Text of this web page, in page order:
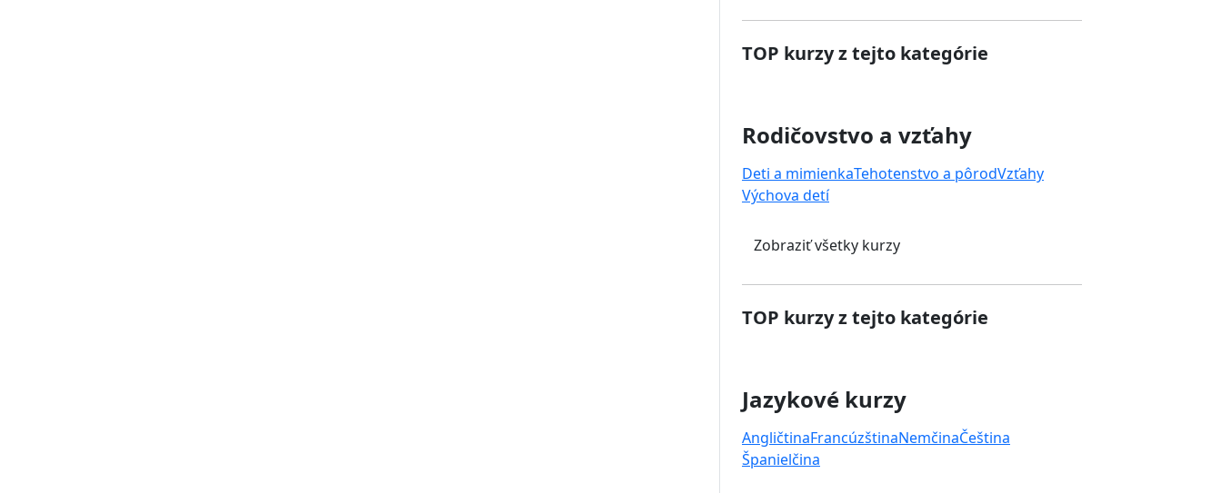
TOP kurzy z tejto kategórie
Rodičovstvo a vzťahy
Deti a mimienkaTehotenstvo a pôrodVzťahy
Výchova detí
Zobraziť všetky kurzy
TOP kurzy z tejto kategórie
Jazykové kurzy
AngličtinaFrancúzštinaNemčinaČeština
Španielčina